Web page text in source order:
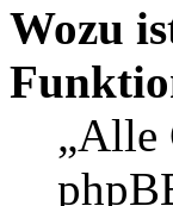
Wozu
„Alle